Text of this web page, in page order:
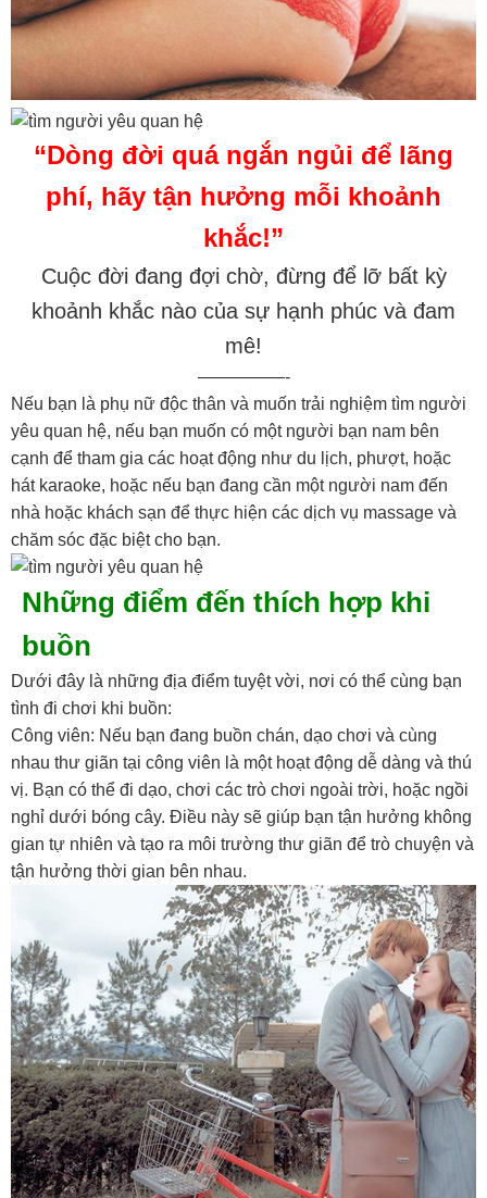
“Dòng đời quá ngắn ngủi để lãng
phí, hãy tận hưởng mỗi khoảnh
khắc!”
Cuộc đời đang đợi chờ, đừng để lỡ bất kỳ
khoảnh khắc nào của sự hạnh phúc và đam
mê!
—————-
Nếu bạn là phụ nữ độc thân và muốn trải nghiệm tìm người
yêu quan hệ, nếu bạn muốn có một người bạn nam bên
cạnh để tham gia các hoạt động như du lịch, phượt, hoặc
hát karaoke, hoặc nếu bạn đang cần một người nam đến
nhà hoặc khách sạn để thực hiện các dịch vụ massage và
chăm sóc đặc biệt cho bạn.
Những điểm đến thích hợp khi
buồn
Dưới đây là những địa điểm tuyệt vời, nơi có thể cùng bạn
tình đi chơi khi buồn:
Công viên: Nếu bạn đang buồn chán, dạo chơi và cùng
nhau thư giãn tại công viên là một hoạt động dễ dàng và thú
vị. Bạn có thể đi dạo, chơi các trò chơi ngoài trời, hoặc ngồi
nghỉ dưới bóng cây. Điều này sẽ giúp bạn tận hưởng không
gian tự nhiên và tạo ra môi trường thư giãn để trò chuyện và
tận hưởng thời gian bên nhau.